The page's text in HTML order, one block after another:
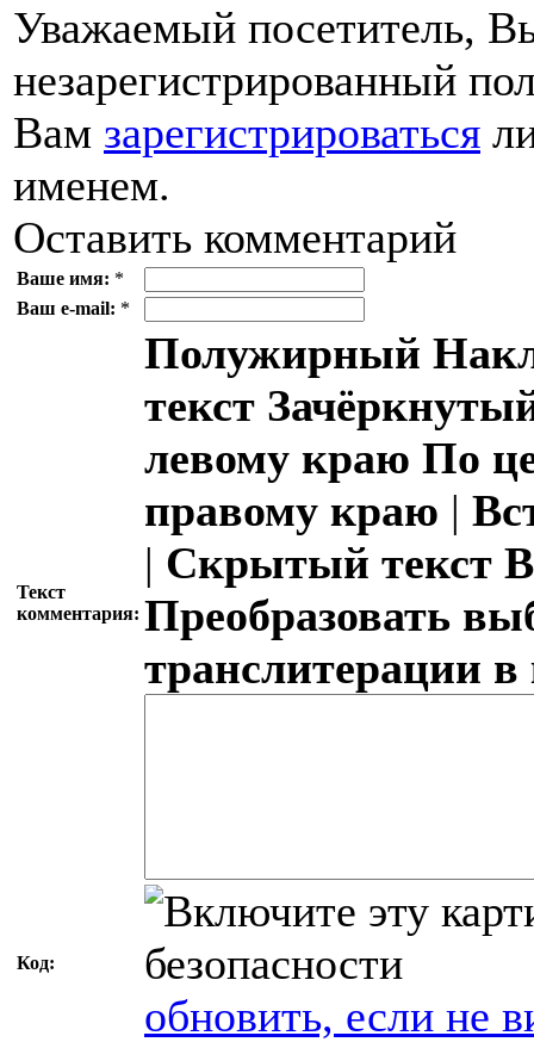
Уважаемый посетитель,
незарегистрированный
Вам зарегистрироваться
именем.
Оставить комментарий
Ваше имя: *
Ваш e-mail: *
Текст
комментария:
Полужирный
текст
левому краю По
правому краю |
| Скрытый текст
Преобразовать
транслитерации
Код:
обновить, если не